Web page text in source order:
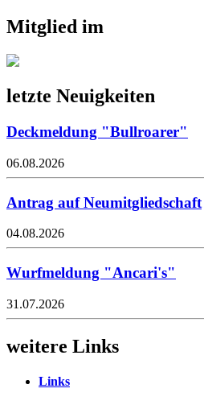
Mitglied im
letzte Neuigkeiten
Deckmeldung "Bullroarer"
06.08.2026
Antrag auf Neumitgliedschaft
04.08.2026
Wurfmeldung "Ancari's"
31.07.2026
weitere Links
Links